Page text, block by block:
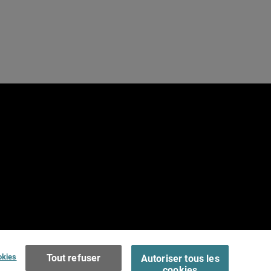
of Use >Tout refuser
Autoriser tous les